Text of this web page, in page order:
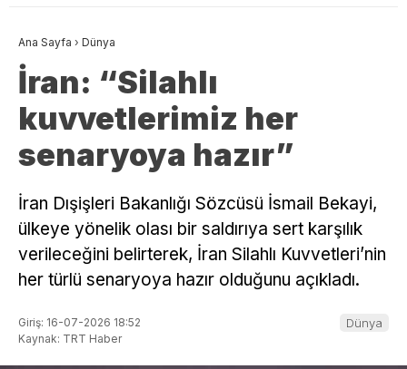
Ana Sayfa › Dünya
İran: “Silahlı
kuvvetlerimiz her
senaryoya hazır”
İran Dışişleri Bakanlığı Sözcüsü İsmail Bekayi,
ülkeye yönelik olası bir saldırıya sert karşılık
verileceğini belirterek, İran Silahlı Kuvvetleri’nin
her türlü senaryoya hazır olduğunu açıkladı.
Giriş: 16-07-2026 18:52
Kaynak: TRT Haber
Dünya